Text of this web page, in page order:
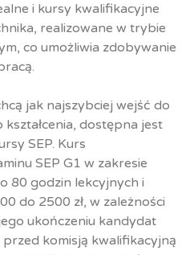
i kursy kwalifikacyjne
realizowane w trybie
co umożliwia zdobywanie
jak najszybciej wejść do
dostępna jest
SEP. Kurs
SEP G1 w zakresie
80 godzin lekcyjnych i
do 2500 zł, w zależności
ukończeniu kandydat
komisją kwalifikacyjną